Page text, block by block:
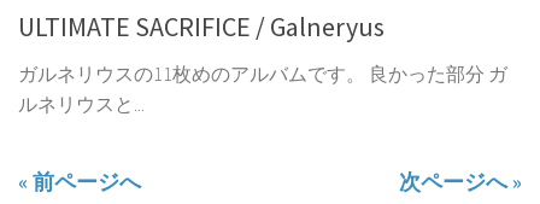
ULTIMATE SACRIFICE / Galneryus
ガルネリウスの11枚めのアルバムです。 良かった部分 ガ
ルネリウスと...
« 前ページへ 次ページへ »